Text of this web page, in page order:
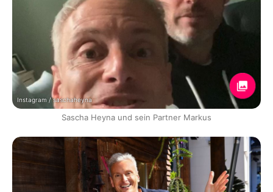
Instagram / saschaheyna
Sascha Heyna und sein Partner Markus